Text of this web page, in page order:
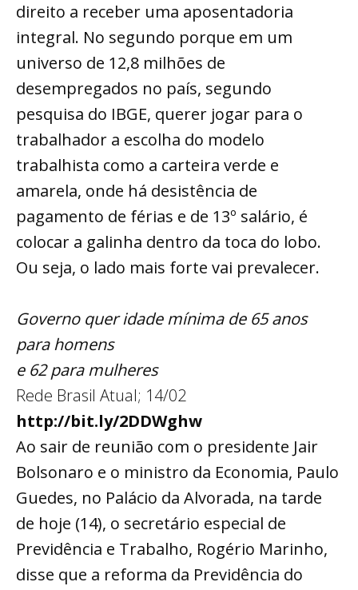
direito a receber uma aposentadoria
integral. No segundo porque em um
universo de 12,8 milhões de
desempregados no país, segundo
pesquisa do IBGE, querer jogar para o
trabalhador a escolha do modelo
trabalhista como a carteira verde e
amarela, onde há desistência de
pagamento de férias e de 13º salário, é
colocar a galinha dentro da toca do lobo.
Ou seja, o lado mais forte vai prevalecer.
Governo quer idade mínima de 65 anos
para homens
e 62 para mulheres
Rede Brasil Atual; 14/02
http://bit.ly/2DDWghw
Ao sair de reunião com o presidente Jair
Bolsonaro e o ministro da Economia, Paulo
Guedes, no Palácio da Alvorada, na tarde
de hoje (14), o secretário especial de
Previdência e Trabalho, Rogério Marinho,
disse que a reforma da Previdência do